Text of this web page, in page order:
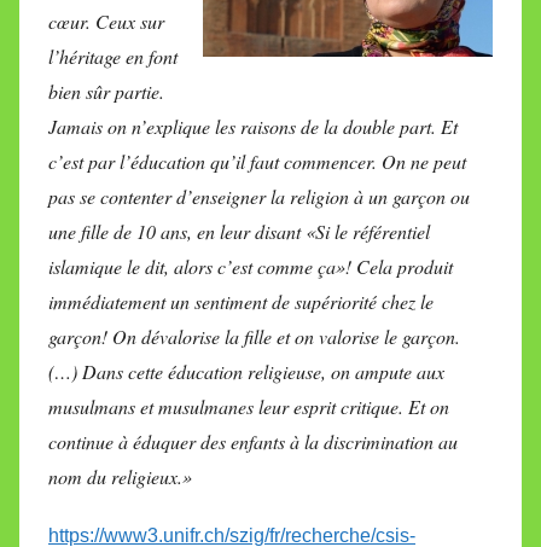
cœur. Ceux sur
l’héritage en font
bien sûr partie.
Jamais on n’explique les raisons de la double part. Et
c’est par l’éducation qu’il faut commencer. On ne peut
pas se contenter d’enseigner la religion à un garçon ou
une fille de 10 ans, en leur disant «Si le référentiel
islamique le dit, alors c’est comme ça»! Cela produit
immédiatement un sentiment de supériorité chez le
garçon! On dévalorise la fille et on valorise le garçon.
(…) Dans cette éducation religieuse, on ampute aux
musulmans et musulmanes leur esprit critique. Et on
continue à éduquer des enfants à la discrimination au
nom du religieux.»
https://www3.unifr.ch/szig/fr/recherche/csis-